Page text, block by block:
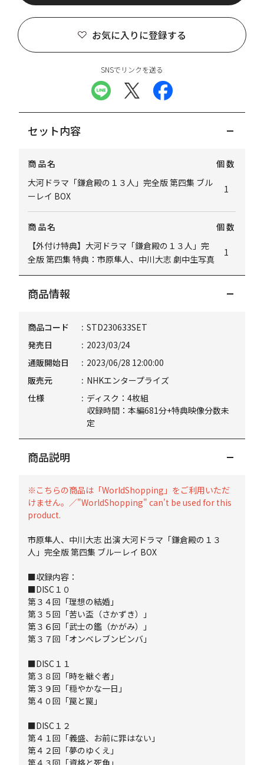
お気に入りに登録する
SNSでリンクを送る
セット内容
商品名
個数
大河ドラマ「鎌倉殿の１３人」完全版 第四集 ブル
ーレイ BOX
1
商品名
個数
【外付け特典】大河ドラマ「鎌倉殿の１３人」完
全版 第四集 特典：市原隼人、中川大志 劇中生写真
1
商品情報
商品コード
STD230633SET
発売日
2023/03/24
通販開始日
2023/06/28 12:00:00
販売元
NHKエンタープライズ
仕様
ディスク：4枚組
収録時間：本編681分+特典映像分数未
定
商品説明
※こちらの商品は「WorldShopping」をご利用いただ
けません。／"WorldShopping" can't be used for this
product.
市原隼人、中川大志 出演 大河ドラマ「鎌倉殿の１３
人」完全版 第四集 ブルーレイ BOX
■収録内容：
■DISC１０
第３４回「理想の結婚」
第３５回「苦い盃（さかずき）」
第３６回「武士の鑑（かがみ）」
第３７回「オンベレブンビンバ」
■DISC１１
第３８回「時を継ぐ者」
第３９回「穏やかな一日」
第４０回「罠と罠」
■DISC１２
第４１回「義盛、お前に罪はない」
第４２回「夢のゆくえ」
第４３回「資格と死角」